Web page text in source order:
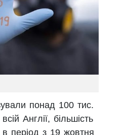
понад 100 тис.
Англії, більшість
в період з 19 жовтня